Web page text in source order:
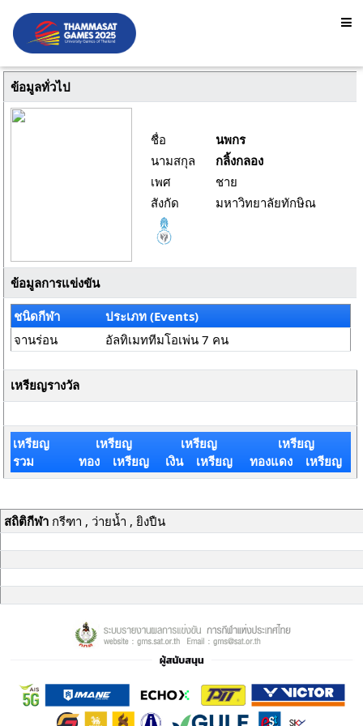
ข้อมูลทั่วไป
ชื่อ
นพกร
นามสกุล
กลิ้งกลอง
เพศ
ชาย
สังกัด
มหาวิทยาลัยทักษิณ
ข้อมูลการแข่งขัน
ชนิดกีฬา
ประเภท (Events)
จานร่อน
อัลทิเมททีมโอเพ่น 7 คน
เหรียญรางวัล
เหรียญ
รวม
เหรียญ
ทอง เหรียญ
เหรียญ
เงิน เหรียญ
เหรียญ
ทองแดง เหรียญ
สถิติกีฬากรีฑา , ว่ายน้ำ , ยิงปืน